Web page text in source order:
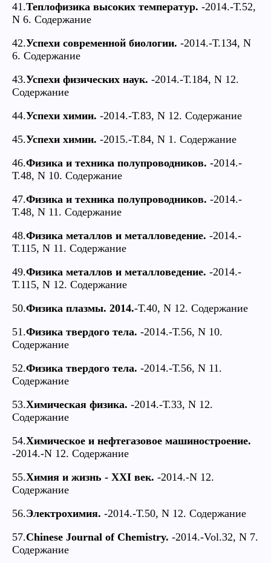
41.Теплофизика высоких температур. -2014.-Т.52,
N 6. Содержание
42.Успехи современной биологии. -2014.-Т.134, N
6. Содержание
43.Успехи физических наук. -2014.-Т.184, N 12.
Содержание
44.Успехи химии. -2014.-Т.83, N 12. Содержание
45.Успехи химии. -2015.-Т.84, N 1. Содержание
46.Физика и техника полупроводников. -2014.-
Т.48, N 10. Содержание
47.Физика и техника полупроводников. -2014.-
Т.48, N 11. Содержание
48.Физика металлов и металловедение. -2014.-
Т.115, N 11. Содержание
49.Физика металлов и металловедение. -2014.-
Т.115, N 12. Содержание
50.Физика плазмы. 2014.-Т.40, N 12. Содержание
51.Физика твердого тела. -2014.-Т.56, N 10.
Содержание
52.Физика твердого тела. -2014.-Т.56, N 11.
Содержание
53.Химическая физика. -2014.-Т.33, N 12.
Содержание
54.Химическое и нефтегазовое машиностроение.
-2014.-N 12. Содержание
55.Химия и жизнь - XXI век. -2014.-N 12.
Содержание
56.Электрохимия. -2014.-Т.50, N 12. Содержание
57.Chinese Journal of Chemistry. -2014.-Vol.32, N 7.
Содержание